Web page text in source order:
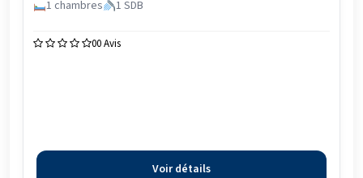
1 chambres
1 SDB
00 Avis
Voir détails